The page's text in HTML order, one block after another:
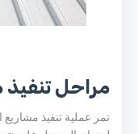
مراحل تنفيذ
تمر عملية تنفيذ